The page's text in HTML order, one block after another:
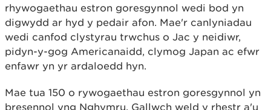
rhywogaethau estron goresgynnol wedi bod yn
digwydd ar hyd y pedair afon. Mae'r canlyniadau
wedi canfod clystyrau trwchus o Jac y neidiwr,
pidyn-y-gog Americanaidd, clymog Japan ac efwr
enfawr yn yr ardaloedd hyn.
Mae tua 150 o rywogaethau estron goresgynnol yn
bresennol yng Nghymru. Gallwch weld y rhestr a'u